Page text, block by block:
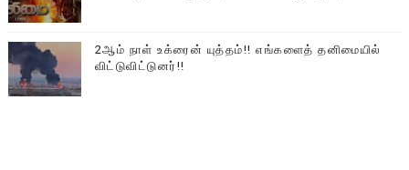
2ஆம் நாள் உக்ரைன் யுத்தம்!! எங்களைத் தனிமையில்
விட்டுவிட்டுனர்!!